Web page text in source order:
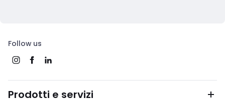
Follow us
Prodotti e servizi